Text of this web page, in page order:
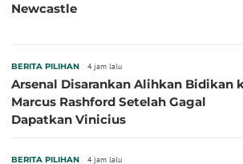
Newcastle
BERITA PILIHAN 4 jam lalu
Arsenal Disarankan Alihkan Bidikan
Marcus Rashford Setelah Gagal
Dapatkan Vinicius
BERITA PILIHAN 4 jam lalu